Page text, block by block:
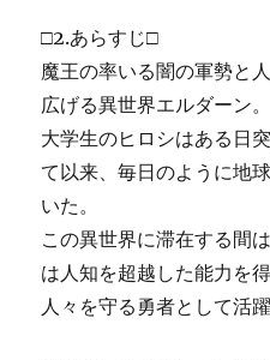
□2.あらすじ□
魔王の率いる闇の軍勢と
広げる異世界エルダーン。
大学生のヒロシはある日
て以来、毎日のように地
いた。
この異世界に滞在する間
は人知を超越した能力を
人々を守る勇者として活